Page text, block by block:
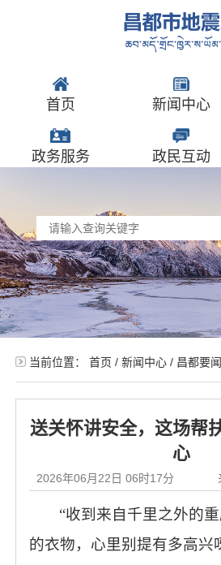
首页 新闻中心
政务服务 政民互动
当前位置： 首页 / 新闻中心/ 昌都要闻
送关怀讲安全，这场帮
心
2026年06月22日 06时17分
“收到来自千里之外的
的衣物，心里别提有多高兴